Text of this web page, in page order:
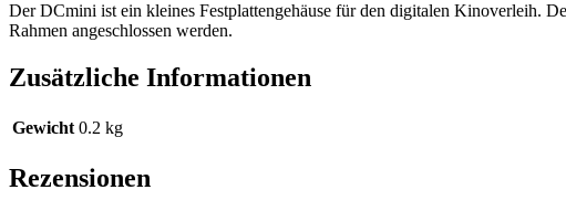
Der DCmini ist ein kleines Festplattengehäuse für den digitalen Kinoverleih.
Rahmen angeschlossen werden.
Zusätzliche Informationen
Gewicht 0.2 kg
Rezensionen